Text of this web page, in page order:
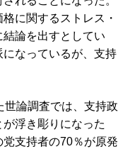
に関するストレス・
論を出すとしてい
なっているが、支持
論調査では、支持政
浮き彫りになった
党支持者の70％が原発